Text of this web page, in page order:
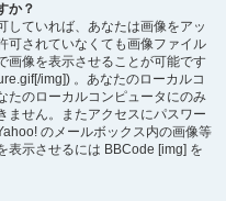
か？
していれば、あなたは画像をアッ
可されていなくても画像ファイル
画像を表示させることが可能です
img]) 。あなたのローカルコ
たのローカルコンピュータにのみ
ません。またアクセスにパスワー
のメールボックス内の画像等
表示させるには BBCode [img] を